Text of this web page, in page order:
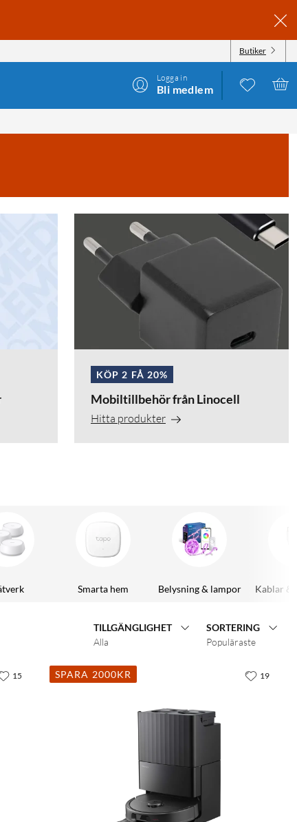
Butiker
Logga in
Bli medlem
KÖP 2 FÅ 20%
Mobiltillbehör från Linocell
Hitta produkter
Smarta hem Belysning & lampor Kablar &
TILLGÄNGLIGHET
Alla
SORTERING
Populäraste
15 SPARA 2000KR 19